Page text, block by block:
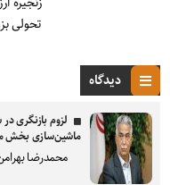
تحولی
دیدگاه
لزوم بازنگری
ماشین‌سازی بخش
محمدرضا